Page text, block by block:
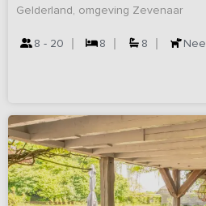
Gelderland, omgeving Zevenaar
8 - 20 8 8 Nee